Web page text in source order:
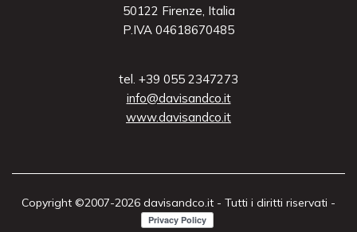
50122 Firenze, Italia
P.IVA 04618670485
tel. +39 055 2347273
info@davisandco.it
www.davisandco.it
Copyright ©2007-2026 davisandco.it - Tutti i diritti riservati -